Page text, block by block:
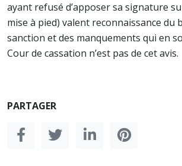
ayant refusé d’apposer sa signature
mise à pied) valent reconnaissance du
sanction et des manquements qui en
Cour de cassation n’est pas de cet avis.
PARTAGER